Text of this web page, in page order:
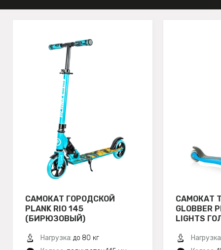
САМОКАТ ГОРОДСКОЙ
PLANK RIO 145
(БИРЮЗОВЫЙ)
Нагрузка: до 80 кг
САМОКАТ
GLOBBER
LIGHTS